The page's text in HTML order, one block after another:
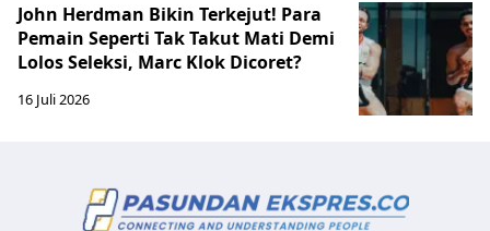
John Herdman Bikin Terkejut! Para
Pemain Seperti Tak Takut Mati Demi
Lolos Seleksi, Marc Klok Dicoret?
16 Juli 2026